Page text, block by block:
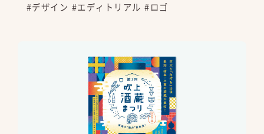
#デザイン #エディトリアル #ロゴ